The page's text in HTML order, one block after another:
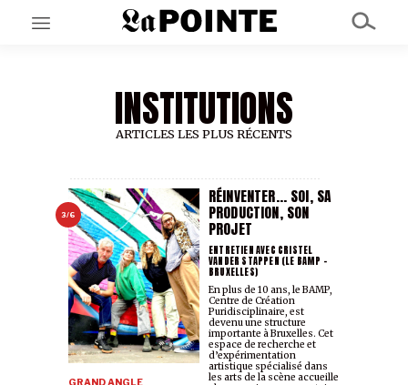
EN CE MOMENT
GRAND ANGLE
AU LARGE
À PROPOS
NOS PARTENAIRES
SOUTENEZ NOUS
INSTITUTIONS
ARTICLES LES PLUS RÉCENTS
3/6
RÉINVENTER... SOI, SA
PRODUCTION, SON
PROJET
ENTRETIEN AVEC CRISTEL
VANDER STAPPEN (LE BAMP –
BRUXELLES)
GRAND ANGLE
En plus de 10 ans, le BAMP,
Centre de Création
Puridisciplinaire, est
devenu une structure
importante à Bruxelles. Cet
espace de recherche et
d’expérimentation
artistique spécialisé dans
les arts de la scène accueille